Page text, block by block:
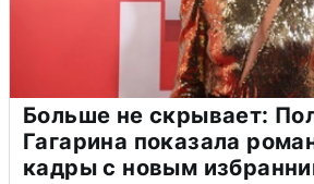
Больше не скрывает:
Гагарина показала
кадры с новым